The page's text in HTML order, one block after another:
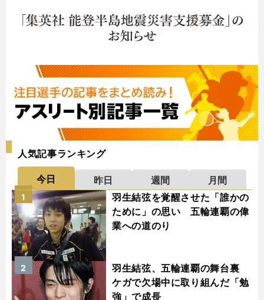
人気記事ランキング
今日 昨日 週間
月間
羽生結弦を覚醒させた「誰かの
ために」の思い 五輪連覇の偉
業への道のり
1
羽生結弦、五輪連覇の舞台裏
ケガで欠場中に取り組んだ「勉
強」で成長
2